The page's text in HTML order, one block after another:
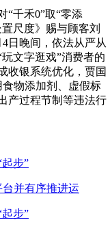
千禾0”取“零添
尺度》赐与顾客刘
日晚间，依法从严从
文字逛戏”消费者的
收银系统优化，贾国
物添加剂、虚假标
产过程节制等违法行
步”
并有序推进运
步”